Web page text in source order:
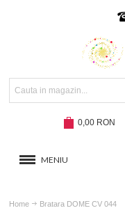
0,00 RON
MENIU
Home Bratara DOME CV 044